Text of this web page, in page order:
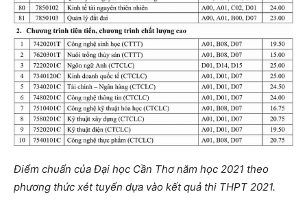
Điểm chuẩn của Đại học Cần Thơ năm học 2021 theo
phương thức xét tuyển dựa vào kết quả thi THPT 2021.